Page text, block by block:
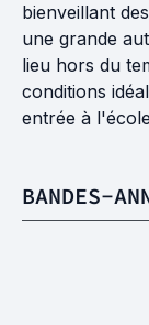
bienveillant
une grande
lieu hors du
conditions
entrée à
BANDES-